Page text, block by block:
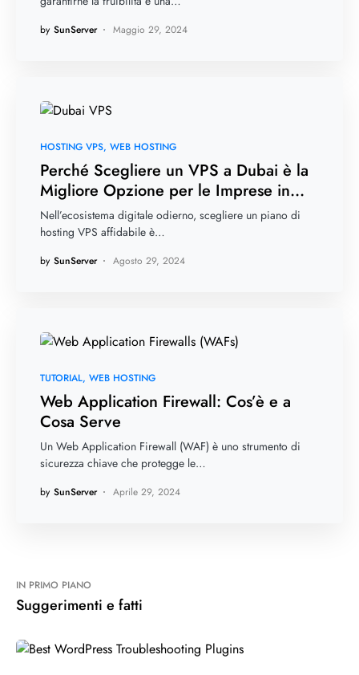
by SunServer Maggio 29, 2024
HOSTING VPS WEB HOSTING
Perché Scegliere un VPS a Dubai è la
Migliore Opzione per le Imprese in
Medio Oriente?
Nell’ecosistema digitale odierno, scegliere un piano di
hosting VPS affidabile è…
by SunServer Agosto 29, 2024
TUTORIAL WEB HOSTING
Web Application Firewall: Cos’è e a
Cosa Serve
Un Web Application Firewall (WAF) è uno strumento di
sicurezza chiave che protegge le…
by SunServer Aprile 29, 2024
IN PRIMO PIANO
Suggerimenti e fatti